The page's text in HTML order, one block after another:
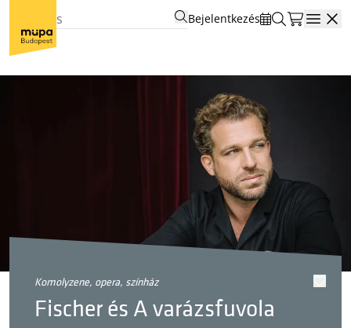
Bejelentkezés
komolyzene, opera, színház
Fischer és A varázsfuvola